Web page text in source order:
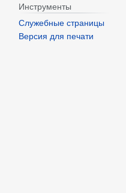
Инструменты
Служебные страницы
Версия для печати